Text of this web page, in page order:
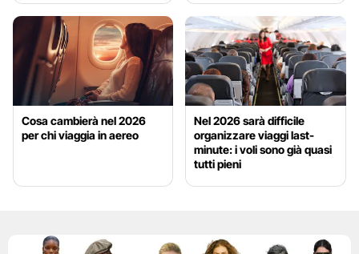
Cosa cambierà nel 2026
per chi viaggia in aereo
Nel 2026 sarà difficile
organizzare viaggi last-
minute: i voli sono già quasi
tutti pieni